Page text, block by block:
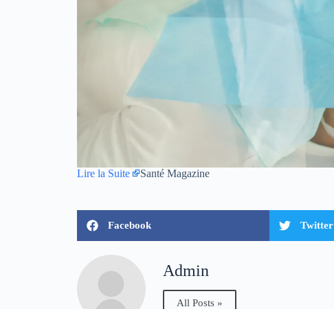
Lire la Suite Santé Magazine
Facebook Twitter
Admin
All Posts »